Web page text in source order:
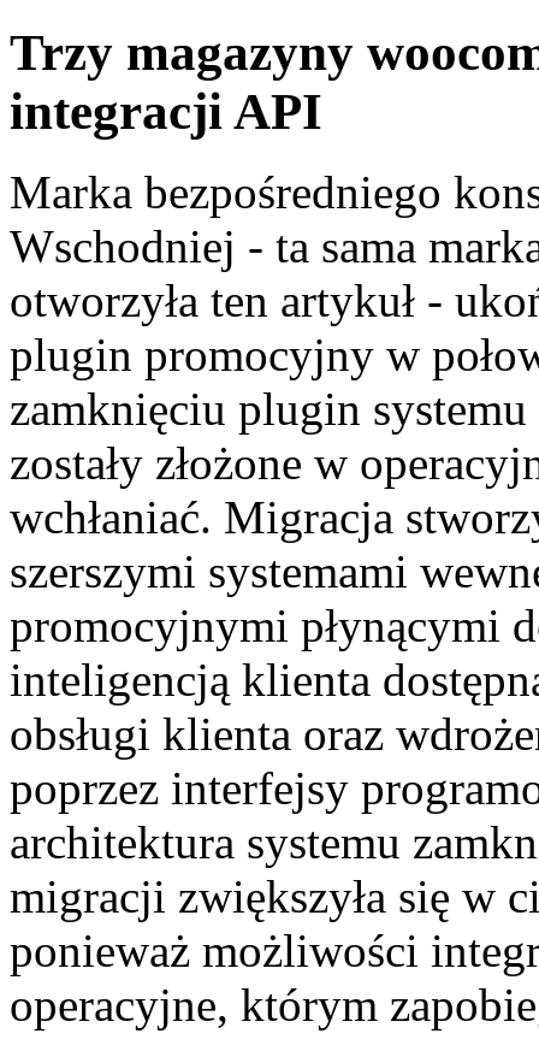
Trzy magazyny
integracji API
Marka bezpośredniego
Wschodniej - ta sama
otworzyła ten artykuł -
plugin promocyjny w
zamknięciu plugin
zostały złożone w
wchłaniać. Migracja
szerszymi systemami
promocyjnymi płynącymi
inteligencją klienta
obsługi klienta oraz
poprzez interfejsy
architektura systemu
migracji zwiększyła się w
ponieważ możliwości
operacyjne, którym